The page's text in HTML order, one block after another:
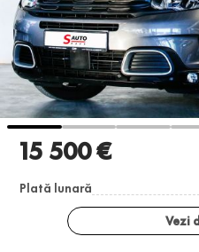
15 500 €
Plată lunară
Vezi